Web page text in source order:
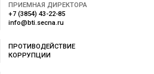
ПРИЕМНАЯ ДИРЕКТОРА
+7 (3854) 43-22-85
info@bti.secna.ru
ПРОТИВОДЕЙСТВИЕ
КОРРУПЦИИ